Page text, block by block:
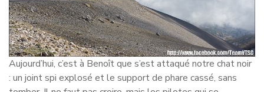
Aujourd’hui, c’est à Benoît que s’est attaqué notre chat noir
: un joint spi explosé et le support de phare cassé, sans